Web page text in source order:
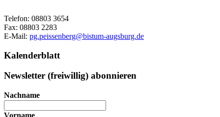
Telefon: 08803 3654
Fax: 08803 2283
E-Mail: pg.peissenberg@bistum-augsburg.de
Kalenderblatt
Newsletter (freiwillig) abonnieren
Nachname
Vorname